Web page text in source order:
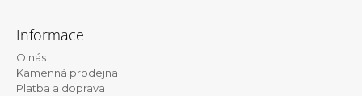
Informace
O nás
Kamenná prodejna
Platba a doprava